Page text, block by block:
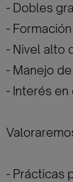
- Dobles
-
- Nivel alto
- Manejo
- Interés
- Prácticas